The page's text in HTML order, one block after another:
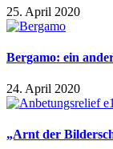
25. April 2020
Bergamo: ein
24. April 2020
„Arnt der